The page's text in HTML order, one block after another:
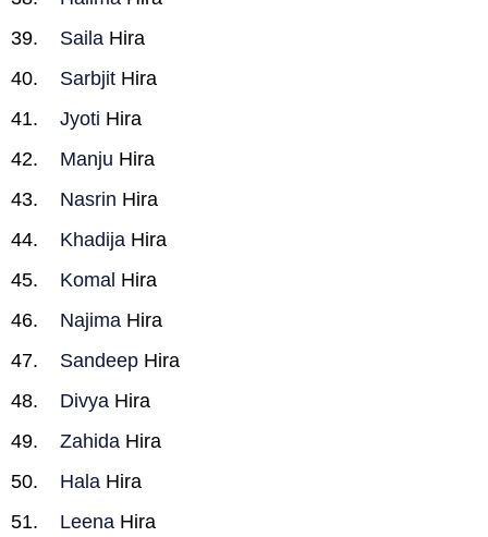
Saila Hira
Sarbjit Hira
Jyoti Hira
Manju Hira
Nasrin Hira
Khadija Hira
Komal Hira
Najima Hira
Sandeep Hira
Divya Hira
Zahida Hira
Hala Hira
Leena Hira